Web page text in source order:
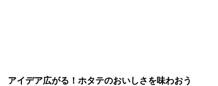
アイデア広がる！ホタテのおいしさを味わおう